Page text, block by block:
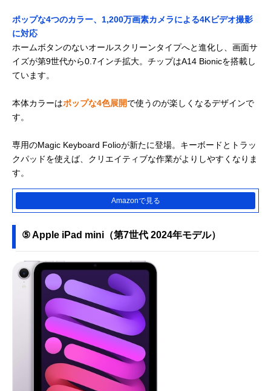
ポップな4つのカラー、1,200万画素カメラによる4Kビデオ撮影
に対応
ホームボタンのないオールスクリーンタイプへと進化し、画面サ
イズが第9世代から0.7インチ拡大。チップはA14 Bionicを搭載し
ています。
本体カラーはポップな4色展開で使うのが楽しくなるデザインで
す。
専用のMagic Keyboard Folioが新たに登場。キーボードとトラッ
クパッドを使えば、クリエイティブな作業がよりしやすくなりま
す。
Amazonで見る
⑤ Apple iPad mini（第7世代 2024年モデル）